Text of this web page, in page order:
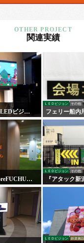
関連実績
ビジョ
ＬＥＤビジョン その他
フェリー船
ネージ
」
他
ＬＥＤビジョン その他
『アタック
施工を行いま
ＬＥＤビジョン 娯楽施